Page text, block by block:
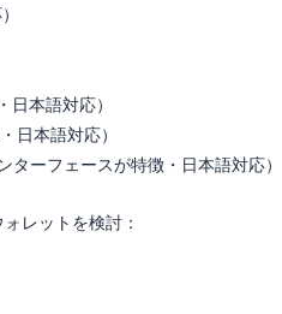
日本語対応）
日本語対応）
ターフェースが特徴・日本語対応）
レットを検討：